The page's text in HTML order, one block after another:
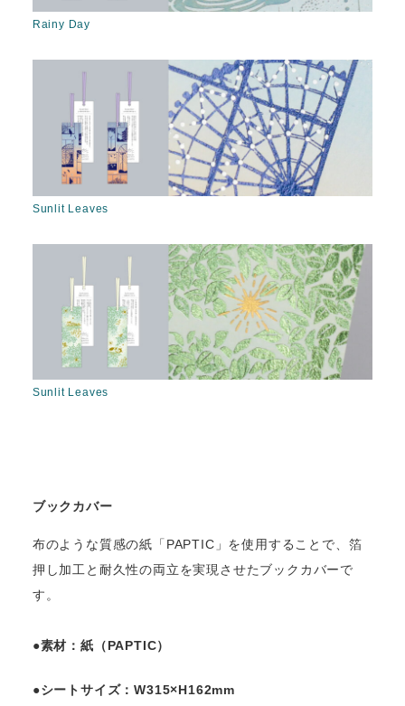
Rainy Day
Sunlit Leaves
Sunlit Leaves
ブックカバー
布のような質感の紙「PAPTIC」を使用することで、箔
押し加工と耐久性の両立を実現させたブックカバーで
す。
●素材：紙（PAPTIC）
●シートサイズ：W315×H162mm